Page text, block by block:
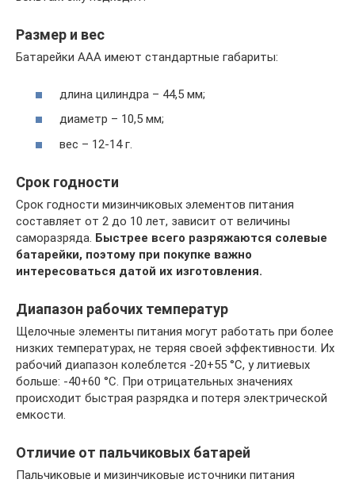
Размер и вес
Батарейки ААА имеют стандартные габариты:
длина цилиндра – 44,5 мм;
диаметр – 10,5 мм;
вес – 12-14 г.
Срок годности
Срок годности мизинчиковых элементов питания
составляет от 2 до 10 лет, зависит от величины
саморазряда. Быстрее всего разряжаются солевые
батарейки, поэтому при покупке важно
интересоваться датой их изготовления.
Диапазон рабочих температур
Щелочные элементы питания могут работать при более
низких температурах, не теряя своей эффективности. Их
рабочий диапазон колеблется -20+55 °C, у литиевых
больше: -40+60 °C. При отрицательных значениях
происходит быстрая разрядка и потеря электрической
емкости.
Отличие от пальчиковых батарей
Пальчиковые и мизинчиковые источники питания